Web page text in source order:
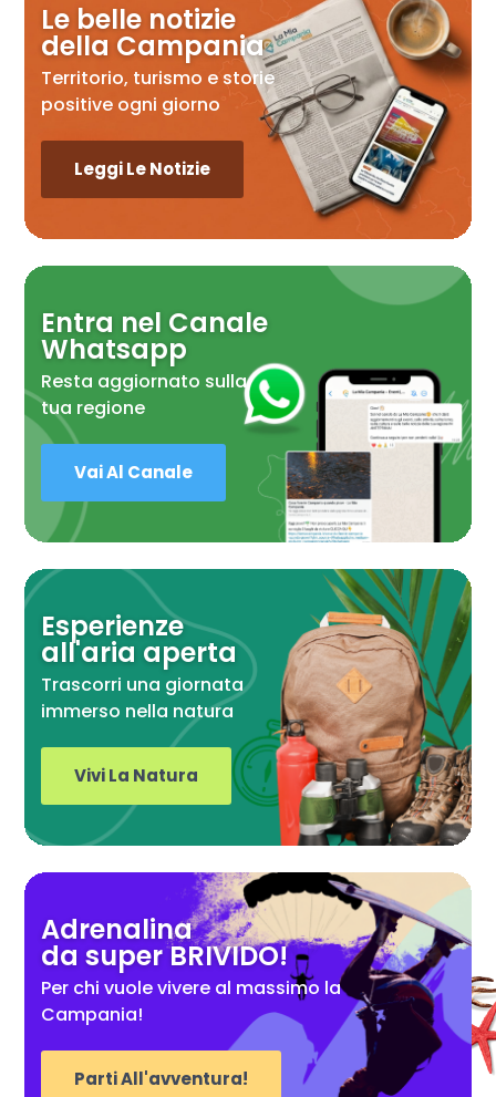
Le belle notizie
della Campania
Territorio, turismo e storie
positive ogni giorno
Leggi Le Notizie
Entra nel Canale
Whatsapp
Resta aggiornato sulla
tua regione
Vai Al Canale
Esperienze
all'aria aperta
Trascorri una giornata
immerso nella natura
Vivi La Natura
Adrenalina
da super BRIVIDO!
Per chi vuole vivere al massimo la
Campania!
Parti All'avventura!